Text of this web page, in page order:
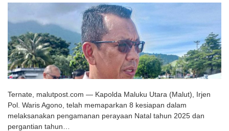
Ternate, malutpost.com — Kapolda Maluku Utara (Malut), Irjen
Pol. Waris Agono, telah memaparkan 8 kesiapan dalam
melaksanakan pengamanan perayaan Natal tahun 2025 dan
pergantian tahun…